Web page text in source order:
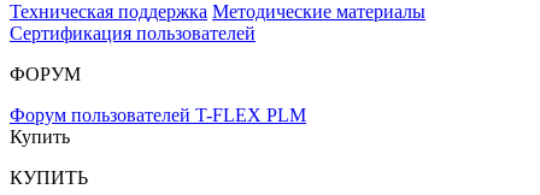
Техническая поддержка Методические материалы
Сертификация пользователей
ФОРУМ
Форум пользователей T-FLEX PLM
Купить
КУПИТЬ